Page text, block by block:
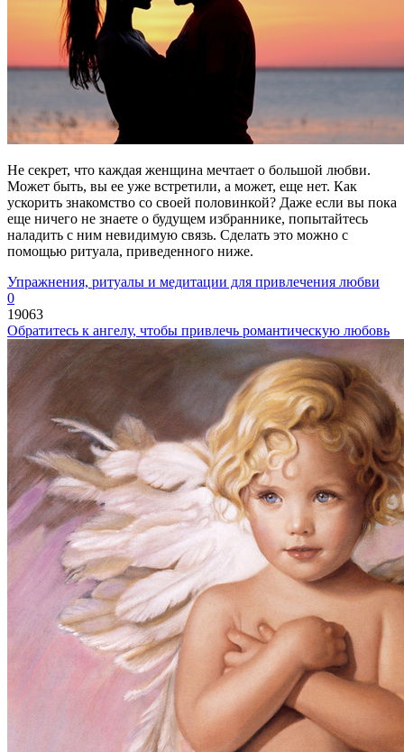
Не секрет, что каждая женщина мечтает о большой любви.
Может быть, вы ее уже встретили, а может, еще нет. Как
ускорить знакомство со своей половинкой? Даже если вы пока
еще ничего не знаете о будущем избраннике, попытайтесь
наладить с ним невидимую связь. Сделать это можно с
помощью ритуала, приведенного ниже.
Упражнения, ритуалы и медитации для привлечения любви
0
19063
Обратитесь к ангелу, чтобы привлечь романтическую любовь